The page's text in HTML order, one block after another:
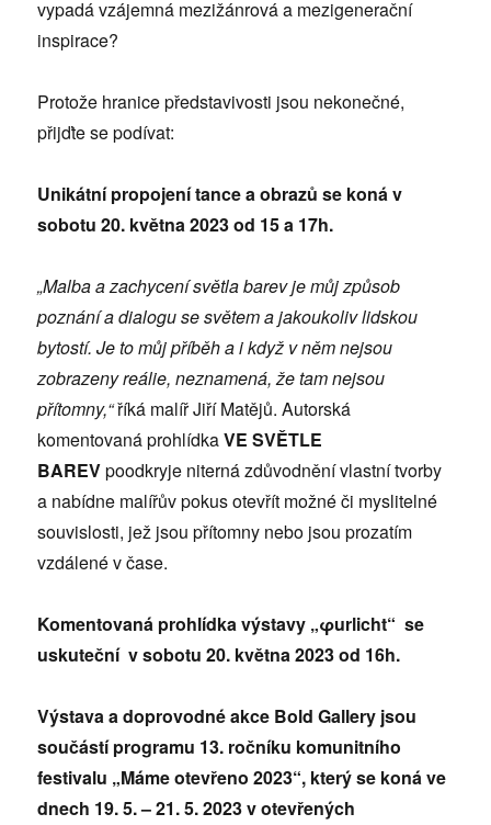
vypadá vzájemná mezižánrová a mezigenerační
inspirace?
Protože hranice představivosti jsou nekonečné,
přijďte se podívat:
Unikátní propojení tance a obrazů se koná v
sobotu 20. května 2023 od 15 a 17h.
„Malba a zachycení světla barev je můj způsob
poznání a dialogu se světem a jakoukoliv lidskou
bytostí. Je to můj příběh a i když v něm nejsou
zobrazeny reálie, neznamená, že tam nejsou
přítomny,“říká malíř Jiří Matějů. Autorská
komentovaná prohlídkaVE SVĚTLE
BAREVpoodkryje niterná zdůvodnění vlastní tvorby
a nabídne malířův pokus otevřít možné či myslitelné
souvislosti, jež jsou přítomny nebo jsou prozatím
vzdálené v čase.
Komentovaná prohlídka výstavy „φurlicht“ se
uskuteční v sobotu 20. května 2023 od 16h.
Výstava a doprovodné akce Bold Gallery jsou
součástí programu 13. ročníku komunitního
festivalu „Máme otevřeno 2023“, který se koná ve
dnech 19. 5. – 21. 5. 2023 v otevřených